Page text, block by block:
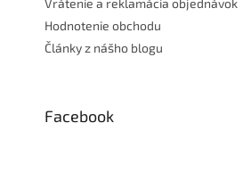
Vrátenie a reklamácia objednávok
Hodnotenie obchodu
Články z nášho blogu
Facebook